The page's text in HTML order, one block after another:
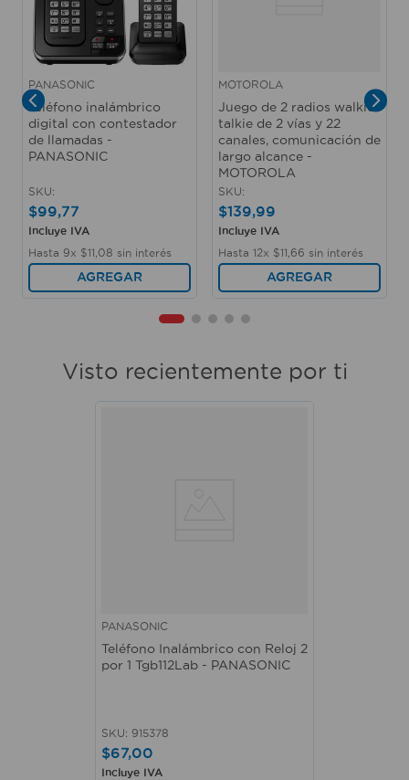
PANASONIC
Teléfono inalámbrico
digital con contestador
de llamadas -
PANASONIC
SKU:
$99,77
Incluye IVA
Hasta 9x $11 08 sin interés
AGREGAR
MOTOROLA
Juego de 2 radios walkie-
talkie de 2 vías y 22
canales, comunicación de
largo alcance -
MOTOROLA
SKU:
$139,99
Incluye IVA
Hasta 12x $11 66 sin interés
AGREGAR
Visto recientemente por ti
PANASONIC
Teléfono Inalámbrico con Reloj 2
por 1 Tgb112Lab - PANASONIC
SKU: 915378
$67,00
Incluye IVA